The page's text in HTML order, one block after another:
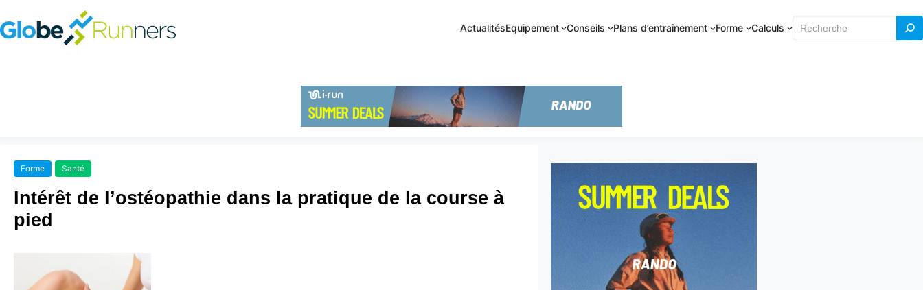
ActualitésEquipement Conseils Plans d’entraînement Forme Calculs Rechercher
Forme Santé
Intérêt de l’ostéopathie dans la pratique de la course à
pied